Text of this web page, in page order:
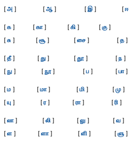
[அ ] [ஆ ] [இ] [ஈ
[க] [கா] [கி ] [கு]
[சு ] [சூ ] [சை] [த]
[தீ] [து ] [தூ ] [ந ]
[ நு ] [ நூ] [ப ] [பா]
[ம ] [மா] [மி ] [மு ]
[யு ] [ர] [ரா] [ரி ]
[லா] [லி ] [லு ] [வ ]
[ள ] [ளா] [ளி ] [ளு ]